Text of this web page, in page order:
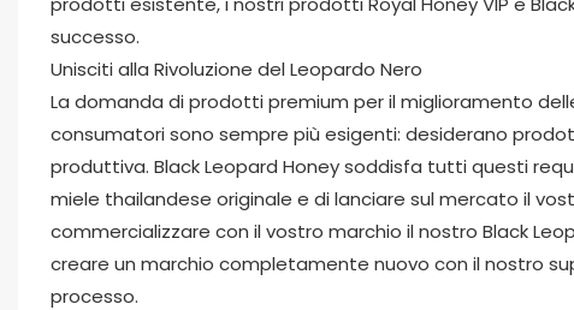
successo.
Unisciti alla Rivoluzione del Leopardo Nero
La domanda di prodotti premium per il miglioramento
consumatori sono sempre più esigenti: desiderano
produttiva. Black Leopard Honey soddisfa tutti questi
miele thailandese originale e di lanciare sul mercato il
commercializzare con il vostro marchio il nostro Black
creare un marchio completamente nuovo con il nostro
processo.